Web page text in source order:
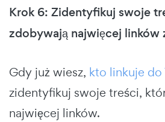
Krok 6: Zidentyfikuj swoje
zdobywają najwięcej linków
Gdy już wiesz, kto linkuje
zidentyfikuj swoje treści,
najwięcej linków.